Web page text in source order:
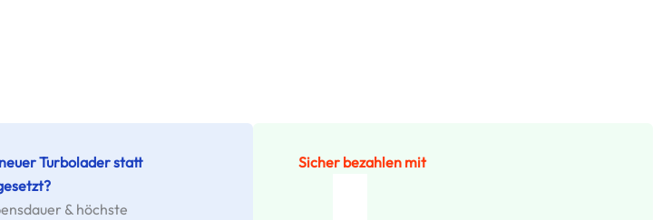
Turbolader statt
& höchste
Sicher bezahlen mit